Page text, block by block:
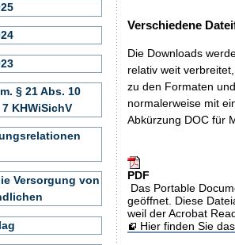
Verschiedene
Die Downloads
relativ weit
zu den Formaten
normalerweise mit
Abkürzung DOC für
PDF
Das Portable
geöffnet. Diese
weil der Acrobat
Hier finden Sie
§ 21 Abs. 10
KHWiSichV
Versorgung von